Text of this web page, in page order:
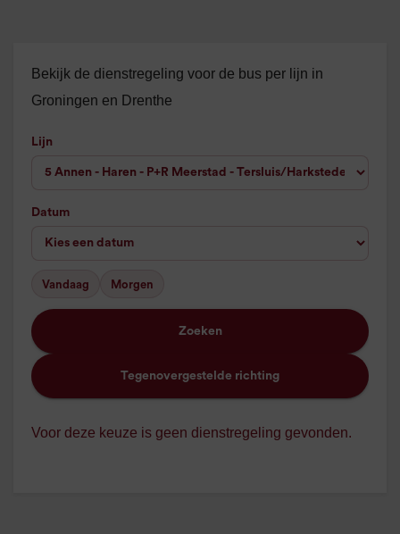
Bekijk de dienstregeling voor de bus per lijn in
Groningen en Drenthe
Lijn
Datum
Vandaag Morgen
Zoeken
Tegenovergestelde richting
Voor deze keuze is geen dienstregeling gevonden.